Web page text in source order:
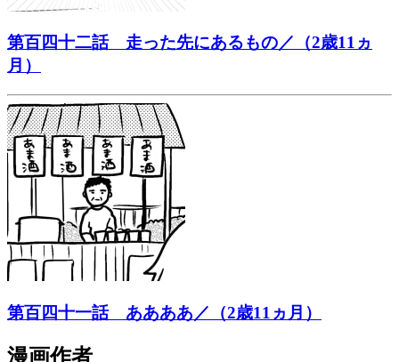
第百四十二話 走った先にあるもの／（2歳11ヵ
月）
第百四十一話 ああああ／（2歳11ヵ月）
漫画作者